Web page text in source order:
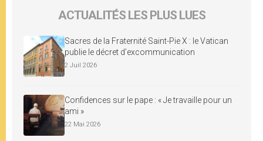
ACTUALITÉS LES PLUS LUES
Sacres de la Fraternité Saint-Pie X : le Vatican
publie le décret d’excommunication
2 Juil 2026
Confidences sur le pape : « Je travaille pour un
ami »
22 Mai 2026